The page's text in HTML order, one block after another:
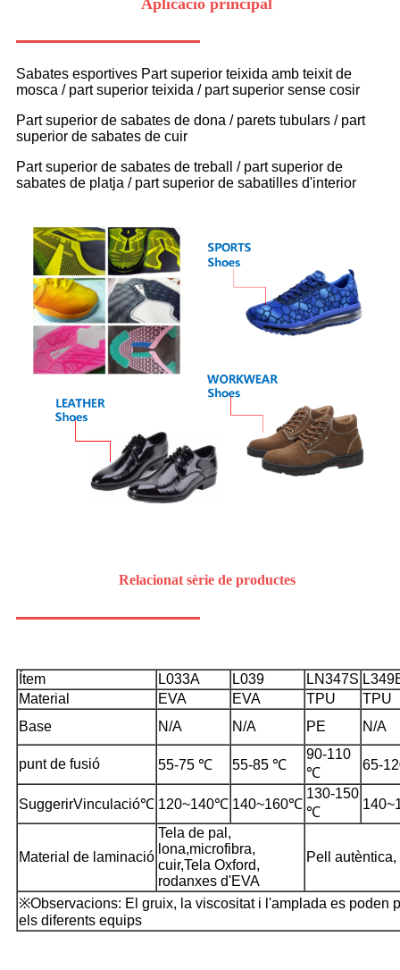
Sabates esportives Part superior teixida amb teixit de
mosca / part superior teixida / part superior sense cosir
Part superior de sabates de dona / parets tubulars / part
superior de sabates de cuir
Part superior de sabates de treball / part superior de
sabates de platja / part superior de sabatilles d'interior
Relacionat sèrie de productes
Ítem L033A L039 LN347S
Material
EVA EVA TPU
TPU
Base
N/A N/A PE N/A
punt de fusió 55-75 ℃ 55-85 ℃
90-110
℃
65-
SuggerirVinculació℃ 120~140℃ 140~160℃
130-150
℃
Material de laminació
Tela de pal,
lona,microfibra,
cuir,Tela Oxford,
rodanxes d'EVA
Pell
※Observacions: El gruix, la viscositat i l'amplada es poden
els diferents equips